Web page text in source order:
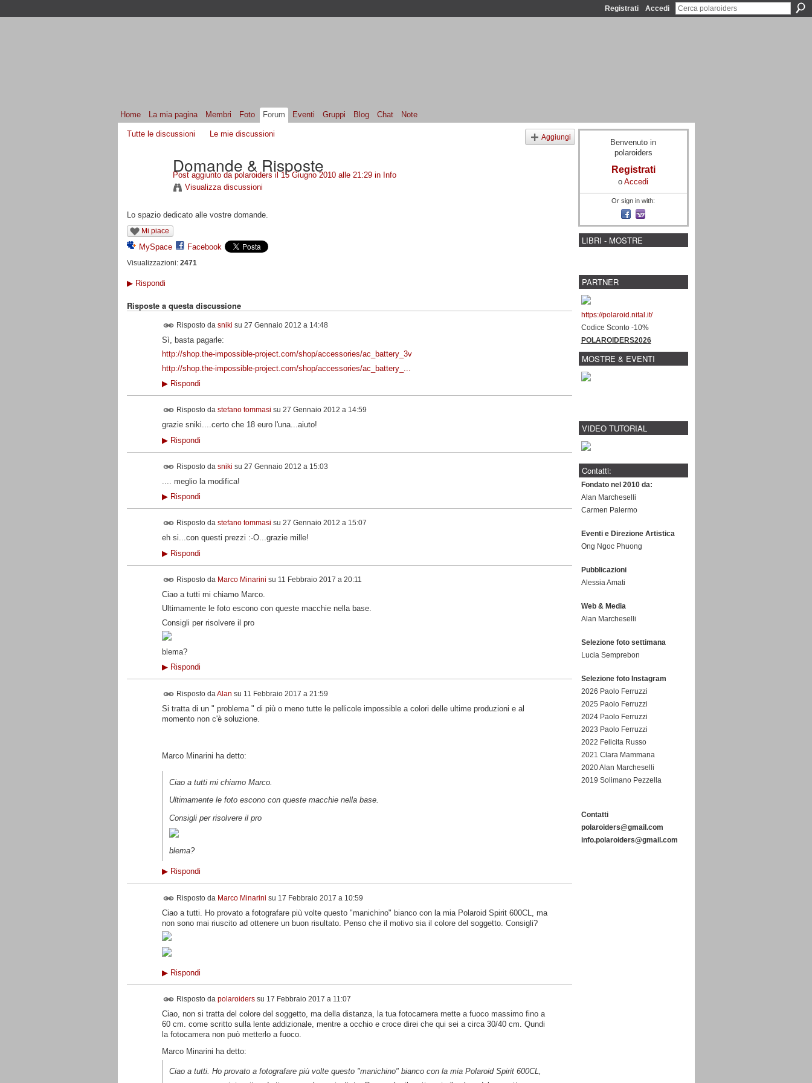
Registrati Accedi
Home La mia pagina Membri Foto Forum Eventi Gruppi Blog Chat Note
Tutte le discussioni Le mie discussioni Aggiungi
Domande & Risposte
Post aggiunto da polaroiders il 15 Giugno 2010 alle 21:29 in Info
Visualizza discussioni
Lo spazio dedicato alle vostre domande.
Mi piace
MySpace Facebook
Visualizzazioni: 2471
▶Rispondi
Risposte a questa discussione
Risposto da sniki su 27 Gennaio 2012 a 14:48
Sì, basta pagarle:
http://shop.the-impossible-project.com/shop/accessories/ac_battery_3v
http://shop.the-impossible-project.com/shop/accessories/ac_battery_...
▶Rispondi
Risposto da stefano tommasi su 27 Gennaio 2012 a 14:59
grazie sniki....certo che 18 euro l'una...aiuto!
▶Rispondi
Risposto da sniki su 27 Gennaio 2012 a 15:03
.... meglio la modifica!
▶Rispondi
Risposto da stefano tommasi su 27 Gennaio 2012 a 15:07
eh si...con questi prezzi :-O...grazie mille!
▶Rispondi
Risposto da Marco Minarini su 11 Febbraio 2017 a 20:11
Ciao a tutti mi chiamo Marco.
Ultimamente le foto escono con queste macchie nella base.
Consigli per risolvere il pro
blema?
▶Rispondi
Risposto da Alan su 11 Febbraio 2017 a 21:59
Si tratta di un " problema " di più o meno tutte le pellicole impossible a colori delle ultime produzioni e al
momento non c'è soluzione.
Marco Minarini ha detto:
Ciao a tutti mi chiamo Marco.
Ultimamente le foto escono con queste macchie nella base.
Consigli per risolvere il pro
blema?
▶Rispondi
Risposto da Marco Minarini su 17 Febbraio 2017 a 10:59
Ciao a tutti. Ho provato a fotografare più volte questo "manichino" bianco con la mia Polaroid Spirit 600CL, ma
non sono mai riuscito ad ottenere un buon risultato. Penso che il motivo sia il colore del soggetto. Consigli?
▶Rispondi
Risposto da polaroiderssu 17 Febbraio 2017 a 11:07
Ciao, non si tratta del colore del soggetto, ma della distanza, la tua fotocamera mette a fuoco massimo fino a
60 cm. come scritto sulla lente addizionale, mentre a occhio e croce direi che qui sei a circa 30/40 cm. Qundi
la fotocamera non può metterlo a fuoco.
Marco Minarini ha detto:
Ciao a tutti. Ho provato a fotografare più volte questo "manichino" bianco con la mia Polaroid Spirit 600CL,
Benvenuto in
polaroiders
Registrati
o Accedi
Or sign in with:
LIBRI - MOSTRE
PARTNER
https://polaroid.nital.it/
Codice Sconto -10%
POLAROIDERS2026
MOSTRE & EVENTI
VIDEO TUTORIAL
Contatti:
Fondato nel 2010 da:
Alan Marcheselli
Carmen Palermo
Eventi e Direzione Artistica
Ong Ngoc Phuong
Pubblicazioni
Alessia Amati
Web & Media
Alan Marcheselli
Selezione foto settimana
Lucia Semprebon
Selezione foto Instagram
2026 Paolo Ferruzzi
2025 Paolo Ferruzzi
2024 Paolo Ferruzzi
2023 Paolo Ferruzzi
2022 Felicita Russo
2021 Clara Mammana
2020 Alan Marcheselli
2019 Solimano Pezzella
Contatti
polaroiders@gmail.com
info.polaroiders@gmail.com